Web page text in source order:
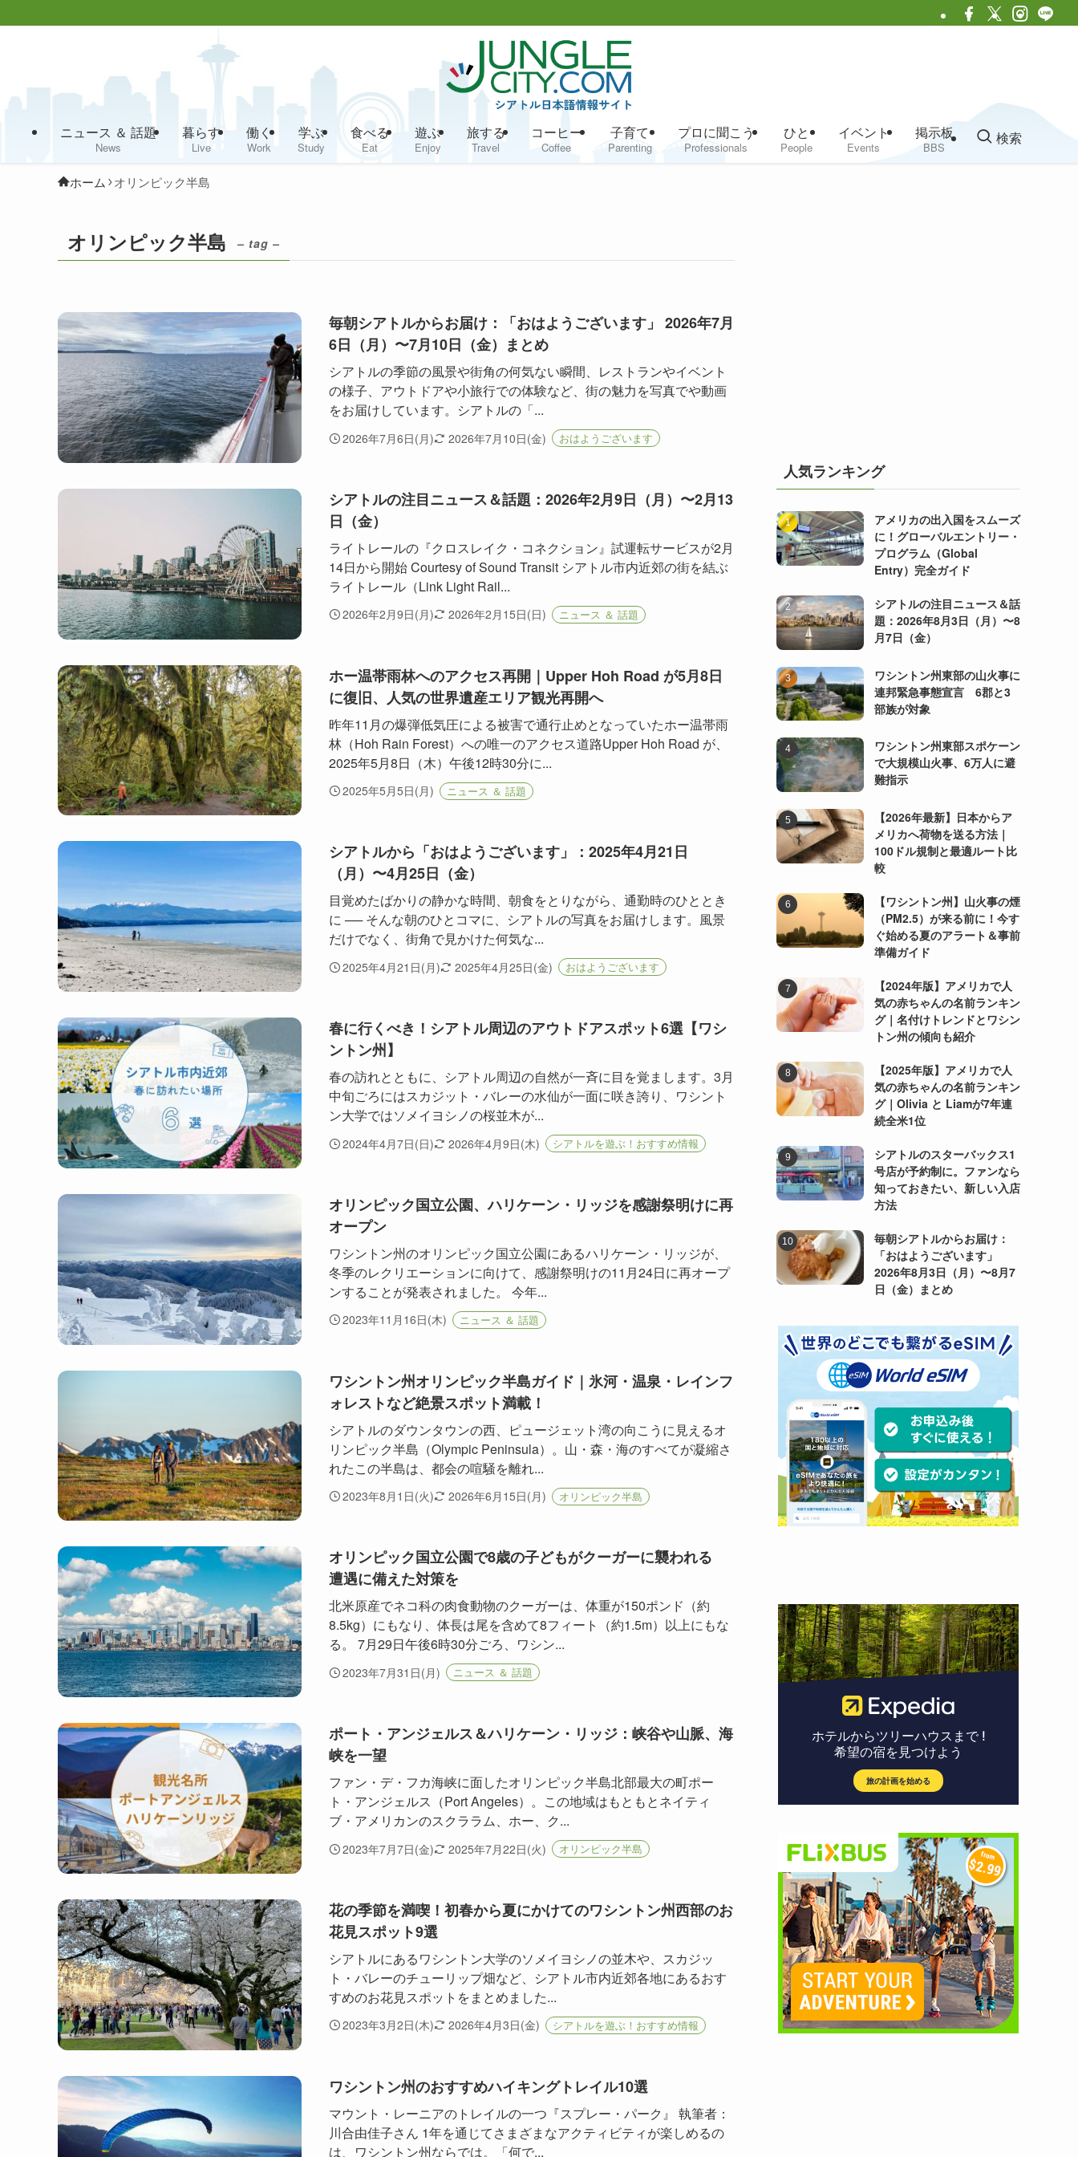
ニュース ＆ 話題
News
暮らす
Live
働く
Work
学ぶ
Study
食べる
Eat
遊ぶ
Enjoy
旅する
Travel
コーヒー
Coffee
子育て
Parenting
プロに聞こう
Professionals
ひと
People
イベント
Events
掲示板
BBS
検索
ホーム オリンピック半島
オリンピック半島 – tag –
毎朝シアトルからお届け：「おはようございます」 2026年7月
6日（月）〜7月10日（金）まとめ
シアトルの季節の風景や街角の何気ない瞬間、レストランやイベント
の様子、アウトドアや小旅行での体験など、街の魅力を写真でや動画
をお届けしています。シアトルの「...
2026年7月6日(月) 2026年7月10日(金) おはようございます
シアトルの注目ニュース＆話題：2026年2月9日（月）〜2月13
日（金）
ライトレールの『クロスレイク・コネクション』試運転サービスが2月
14日から開始 Courtesy of Sound Transit シアトル市内近郊の街を結ぶ
ライトレール（Link Light Rail...
2026年2月9日(月) 2026年2月15日(日) ニュース ＆ 話題
ホー温帯雨林へのアクセス再開｜Upper Hoh Road が5月8日
に復旧、人気の世界遺産エリア観光再開へ
昨年11月の爆弾低気圧による被害で通行止めとなっていたホー温帯雨
林（Hoh Rain Forest）への唯一のアクセス道路Upper Hoh Road が、
2025年5月8日（木）午後12時30分に...
2025年5月5日(月) ニュース ＆ 話題
シアトルから「おはようございます」：2025年4月21日
（月）〜4月25日（金）
目覚めたばかりの静かな時間、朝食をとりながら、通勤時のひととき
に ── そんな朝のひとコマに、シアトルの写真をお届けします。風景
だけでなく、街角で見かけた何気な...
2025年4月21日(月) 2025年4月25日(金) おはようございます
春に行くべき！シアトル周辺のアウトドアスポット6選【ワシ
ントン州】
春の訪れとともに、シアトル周辺の自然が一斉に目を覚まします。3月
中旬ごろにはスカジット・バレーの水仙が一面に咲き誇り、ワシント
ン大学ではソメイヨシノの桜並木が...
2024年4月7日(日) 2026年4月9日(木) シアトルを遊ぶ！おすすめ情報
オリンピック国立公園、ハリケーン・リッジを感謝祭明けに再
オープン
ワシントン州のオリンピック国立公園にあるハリケーン・リッジが、
冬季のレクリエーションに向けて、感謝祭明けの11月24日に再オープ
ンすることが発表されました。 今年...
2023年11月16日(木) ニュース ＆ 話題
ワシントン州オリンピック半島ガイド｜氷河・温泉・レインフ
ォレストなど絶景スポット満載！
シアトルのダウンタウンの西、ピュージェット湾の向こうに見えるオ
リンピック半島（Olympic Peninsula）。山・森・海のすべてが凝縮さ
れたこの半島は、都会の喧騒を離れ...
2023年8月1日(火) 2026年6月15日(月) オリンピック半島
オリンピック国立公園で8歳の子どもがクーガーに襲われる
遭遇に備えた対策を
北米原産でネコ科の肉食動物のクーガーは、体重が150ポンド（約
8.5kg）にもなり、体長は尾を含めて8フィート（約1.5m）以上にもな
る。 7月29日午後6時30分ごろ、ワシン...
2023年7月31日(月) ニュース ＆ 話題
ポート・アンジェルス＆ハリケーン・リッジ：峡谷や山脈、海
峡を一望
ファン・デ・フカ海峡に面したオリンピック半島北部最大の町ポー
ト・アンジェルス（Port Angeles）。この地域はもともとネイティ
ブ・アメリカンのスクララム、ホー、ク...
2023年7月7日(金) 2025年7月22日(火) オリンピック半島
花の季節を満喫！初春から夏にかけてのワシントン州西部のお
花見スポット9選
シアトルにあるワシントン大学のソメイヨシノの並木や、スカジッ
ト・バレーのチューリップ畑など、シアトル市内近郊各地にあるおす
すめのお花見スポットをまとめました...
2023年3月2日(木) 2026年4月3日(金) シアトルを遊ぶ！おすすめ情報
ワシントン州のおすすめハイキングトレイル10選
マウント・レーニアのトレイルの一つ『スプレー・パーク』 執筆者：
川合由佳子さん 1年を通じてさまざまなアクティビティが楽しめるの
は、ワシントン州ならでは。「何で...
人気ランキング
アメリカの出入国をスムーズ
に！グローバルエントリー・
プログラム（Global
Entry）完全ガイド
シアトルの注目ニュース＆話
題：2026年8月3日（月）〜8
月7日（金）
ワシントン州東部の山火事に
連邦緊急事態宣言 6郡と3
部族が対象
ワシントン州東部スポケーン
で大規模山火事、6万人に避
難指示
【2026年最新】日本からア
メリカへ荷物を送る方法｜
100ドル規制と最適ルート比
較
【ワシントン州】山火事の煙
（PM2.5）が来る前に！今す
ぐ始める夏のアラート＆事前
準備ガイド
【2024年版】アメリカで人
気の赤ちゃんの名前ランキン
グ｜名付けトレンドとワシン
トン州の傾向も紹介
【2025年版】アメリカで人
気の赤ちゃんの名前ランキン
グ｜Olivia と Liamが7年連
続全米1位
シアトルのスターバックス1
号店が予約制に。ファンなら
知っておきたい、新しい入店
方法
毎朝シアトルからお届け：
「おはようございます」
2026年8月3日（月）〜8月7
日（金）まとめ